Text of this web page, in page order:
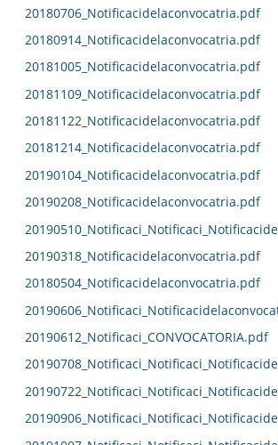
20180706_Notificacidelaconvocatria.pdf
20180914_Notificacidelaconvocatria.pdf
20181005_Notificacidelaconvocatria.pdf
20181109_Notificacidelaconvocatria.pdf
20181122_Notificacidelaconvocatria.pdf
20181214_Notificacidelaconvocatria.pdf
20190104_Notificacidelaconvocatria.pdf
20190208_Notificacidelaconvocatria.pdf
20190318_Notificacidelaconvocatria.pdf
20180504_Notificacidelaconvocatria.pdf
20190612_Notificaci_CONVOCATORIA.pdf